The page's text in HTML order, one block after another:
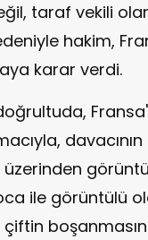
taraf vekili
hakim,
karar verdi.
ile görüntülü